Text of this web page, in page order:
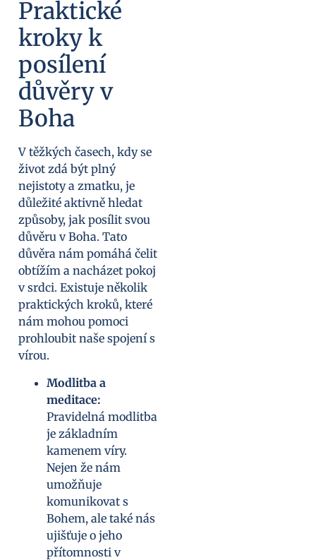
Praktické
kroky k
posílení
důvěry v
Boha
V těžkých časech, kdy se
život zdá být plný
nejistoty a zmatku, je
důležité aktivně hledat
způsoby, jak posílit svou
důvěru v Boha. Tato
důvěra nám pomáhá čelit
obtížím a nacházet pokoj
v srdci. Existuje několik
praktických kroků, které
nám mohou pomoci
prohloubit naše spojení s
vírou.
Modlitba a
meditace:
Pravidelná modlitba
je základním
kamenem víry.
Nejen že nám
umožňuje
komunikovat s
Bohem, ale také nás
ujišťuje o jeho
přítomnosti v